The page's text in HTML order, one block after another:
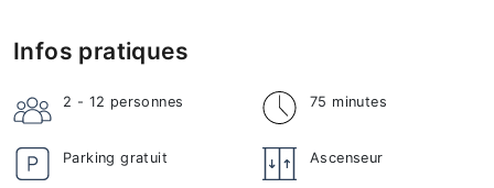
Infos pratiques
2 - 12 personnes 75 minutes
Parking gratuit Ascenseur